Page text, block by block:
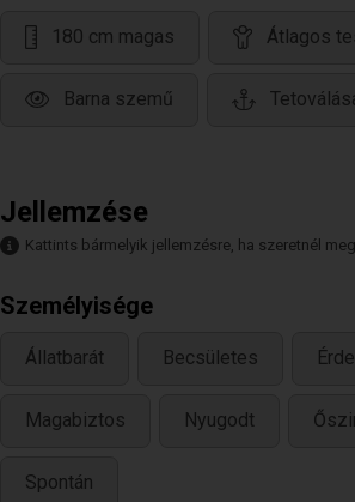
180 cm magas Átlagos
Barna szemű
Jellemzése
Kattints bármelyik jellemzésre, ha szeretnél
Személyisége
Állatbarát Becsületes
Magabiztos Nyugodt
Spontán